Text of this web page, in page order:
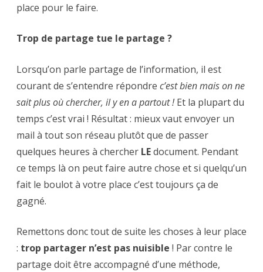
place pour le faire.
Trop de partage tue le partage ?
Lorsqu’on parle partage de l’information, il est
courant de s’entendre répondre c’est bien mais on ne
sait plus où chercher, il y en a partout !Et la plupart du
temps c’est vrai ! Résultat : mieux vaut envoyer un
mail à tout son réseau plutôt que de passer
quelques heures à chercher LEdocument. Pendant
ce temps là on peut faire autre chose et si quelqu’un
fait le boulot à votre place c’est toujours ça de
gagné.
Remettons donc tout de suite les choses à leur place
: trop partager n’est pas nuisible ! Par contre le
partage doit être accompagné d’une méthode,